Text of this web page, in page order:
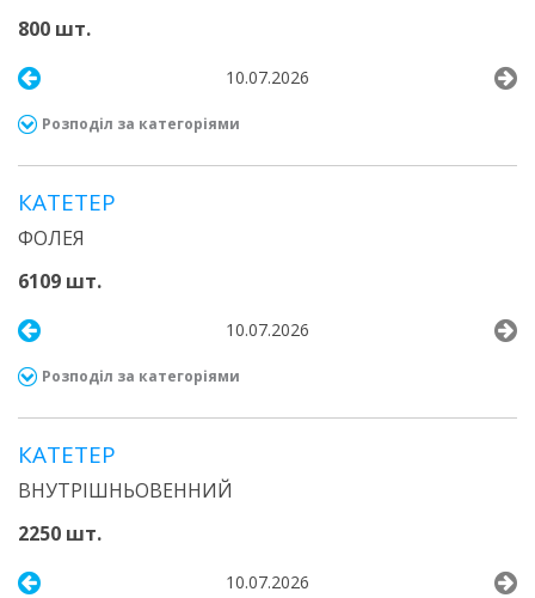
800 шт.
10.07.2026
Розподіл за категоріями
КАТЕТЕР
ФОЛЕЯ
6109 шт.
10.07.2026
Розподіл за категоріями
КАТЕТЕР
ВНУТРІШНЬОВЕННИЙ
2250 шт.
10.07.2026